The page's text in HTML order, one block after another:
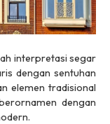
interpretasi segar
dengan sentuhan
elemen tradisional
dengan